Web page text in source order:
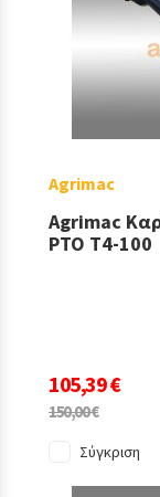
Agrimac
Agrimac
PTO T4-100
105,39 €
150,00 €
Σύγκριση